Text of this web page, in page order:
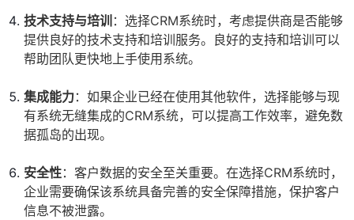
技术支持与培训 ：选择CRM系统时，考虑提供商是否能够
提供良好的技术支持和培训服务。良好的支持和培训可以
帮助团队更快地上手使用系统。
集成能力：如果企业已经在使用其他软件，选择能够与现
有系统无缝集成的CRM系统，可以提高工作效率，避免数
据孤岛的出现。
安全性：客户数据的安全至关重要。在选择CRM系统时，
企业需要确保该系统具备完善的安全保障措施，保护客户
信息不被泄露。